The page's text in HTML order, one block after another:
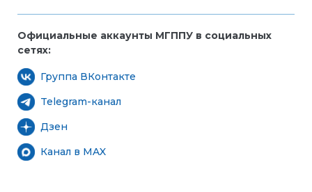
Официальные аккаунты МГППУ в социальных
сетях:
Группа ВКонтакте
Telegram-канал
Дзен
Канал в MAX